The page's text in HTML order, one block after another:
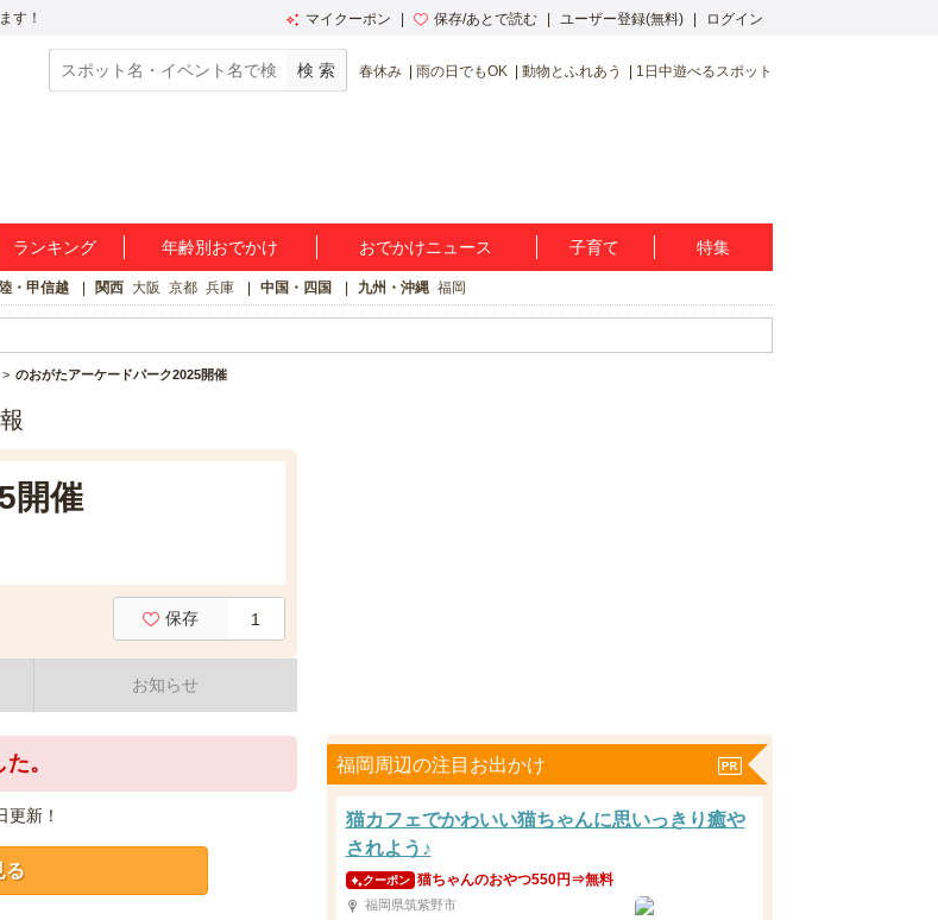
す！ マイクーポン 保存/あとで読む ユーザー登録(無料) ログイン
春休み 雨の日でもOK 動物とふれあう 1日中遊べるスポット
ランキング 年齢別おでかけ おでかけニュース 子育て 特集
・甲信越 関西 大阪 京都 兵庫 中国・四国 九州・沖縄 福岡
のおがたアーケードパーク2025開催
開催
保存 1
お知らせ
。
新！
る
福岡周辺の注目お出かけ
猫カフェでかわいい猫ちゃんに思いっきり癒や
されよう♪
クーポン 猫ちゃんのおやつ550円⇒無料
福岡県筑紫野市